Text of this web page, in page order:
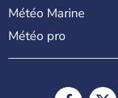
Météo Marine
Météo pro